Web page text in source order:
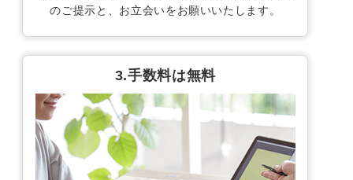
のご提示と、お立会いをお願いいたします。
3.手数料は無料